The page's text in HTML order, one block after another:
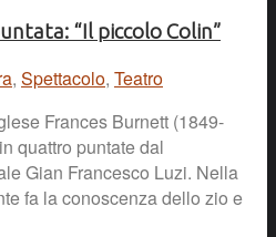
“Il piccolo Colin”
, Spettacolo, Teatro
Frances Burnett (1849-
quattro puntate dal
Gian Francesco Luzi. Nella
fa la conoscenza dello zio e